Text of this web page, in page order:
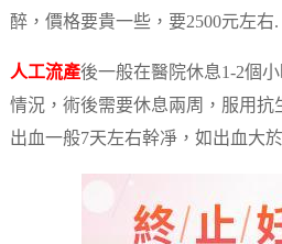
醉，價格要貴一些，要2500元左右.
人工流產後一般在醫院休息1-2個
情況，術後需要休息兩周，服用抗
出血一般7天左右幹凈，如出血大